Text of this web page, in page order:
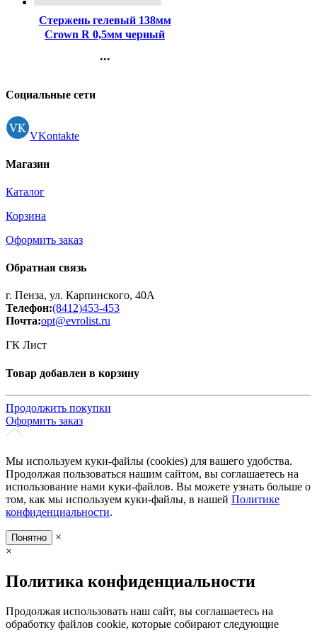
Стержень гелевый 138мм
Crown R 0,5мм черный
...
Регистрация
Социальные сети
VKontakte
Магазин
Каталог
Корзина
Оформить заказ
Обратная связь
г. Пенза, ул. Карпинского, 40А
Телефон:(8412)453-453
Почта:opt@evrolist.ru
ГК Лист
Товар добавлен в корзину
Продолжить покупки
Оформить заказ
Мы используем куки-файлы (cookies) для вашего удобства.
Продолжая пользоваться нашим сайтом, вы соглашаетесь на
использование нами куки-файлов. Вы можете узнать больше о
том, как мы используем куки-файлы, в нашей Политике
конфиденциальности.
Понятно
×
×
Политика конфиденциальности
Продолжая использовать наш сайт, вы соглашаетесь на
обработку файлов cookie, которые собирают следующие